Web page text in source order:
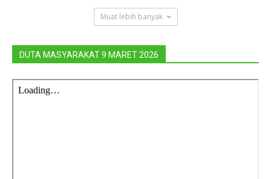
Muat lebih banyak
DUTA MASYARAKAT 9 MARET 2026